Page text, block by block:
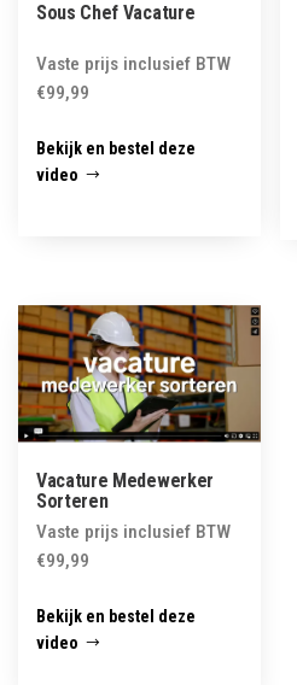
Sous Chef Vacature
Vaste prijs inclusief BTW
€99,99
Bekijk en bestel deze
video
Vacature Medewerker
Sorteren
Vaste prijs inclusief BTW
€99,99
Bekijk en bestel deze
video